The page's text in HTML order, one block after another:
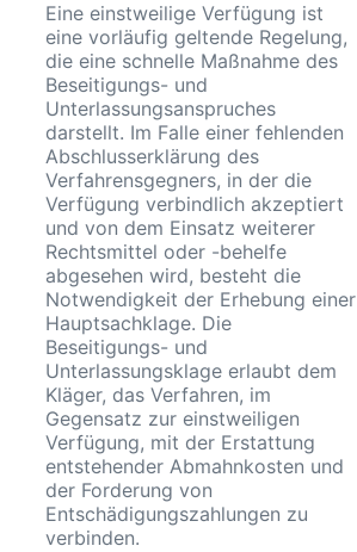
Eine einstweilige Verfügung ist
eine vorläufig geltende Regelung,
die eine schnelle Maßnahme des
Beseitigungs- und
Unterlassungsanspruches
darstellt. Im Falle einer fehlenden
Abschlusserklärung des
Verfahrensgegners, in der die
Verfügung verbindlich akzeptiert
und von dem Einsatz weiterer
Rechtsmittel oder -behelfe
abgesehen wird, besteht die
Notwendigkeit der Erhebung einer
Hauptsachklage. Die
Beseitigungs- und
Unterlassungsklage erlaubt dem
Kläger, das Verfahren, im
Gegensatz zur einstweiligen
Verfügung, mit der Erstattung
entstehender Abmahnkosten und
der Forderung von
Entschädigungszahlungen zu
verbinden.